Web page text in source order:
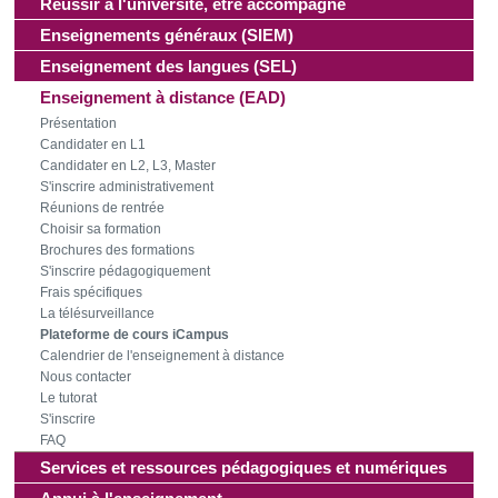
notre site avec nos partenaires de médias sociaux, de
publicité et d'analyse, qui peuvent combiner celles-ci avec
d'autres informations que vous leur avez fournies ou qu'ils
ont collectées lors de votre utilisation de leurs services.
Réussir à l'université, être accompagné
Enseignements généraux (SIEM)
Enseignement des langues (SEL)
Enseignement à distance (EAD)
Présentation
Candidater en L1
Candidater en L2, L3, Master
S'inscrire administrativement
Réunions de rentrée
Choisir sa formation
Brochures des formations
S'inscrire pédagogiquement
Frais spécifiques
La télésurveillance
Plateforme de cours iCampus
Calendrier de l'enseignement à distance
Nous contacter
Le tutorat
S'inscrire
FAQ
Services et ressources pédagogiques et numériques